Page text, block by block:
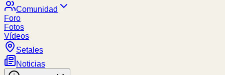
Comunidad
Foro
Fotos
Vídeos
Setales
Noticias